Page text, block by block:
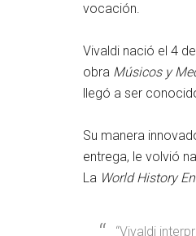
vocación.
Vivaldi nació el 4
obra Músicos y
llegó a ser
Su manera
entrega, le volvió
La World History
“Vivaldi